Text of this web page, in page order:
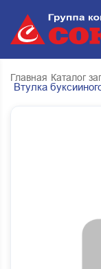
Главная Каталог
Втулка